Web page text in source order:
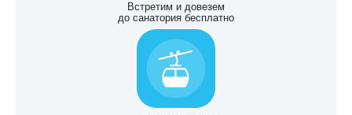
Встретим и довезем
до санатория бесплатно